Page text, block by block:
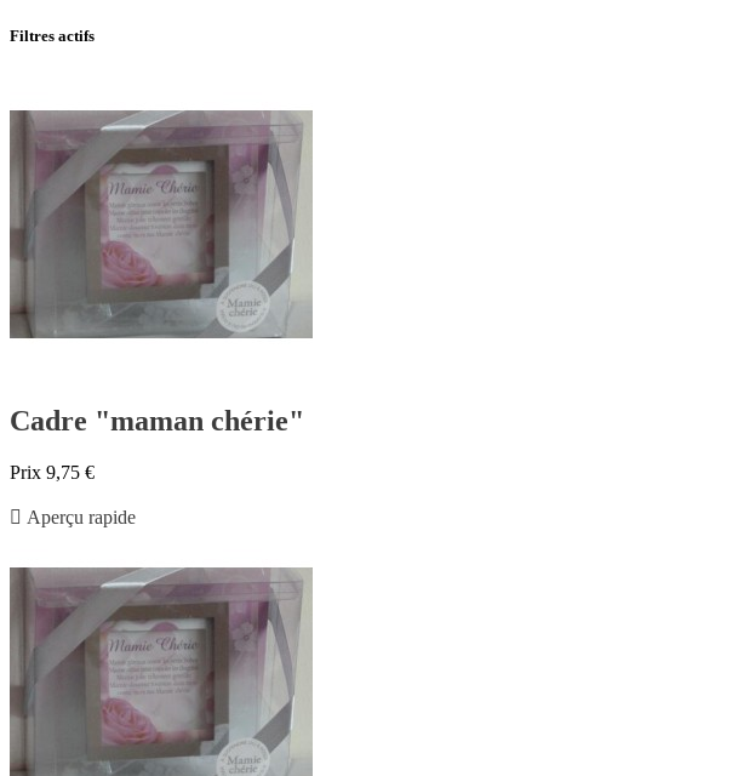
Filtres actifs
Cadre "maman chérie"
Prix 9,75 €
 Aperçu rapide